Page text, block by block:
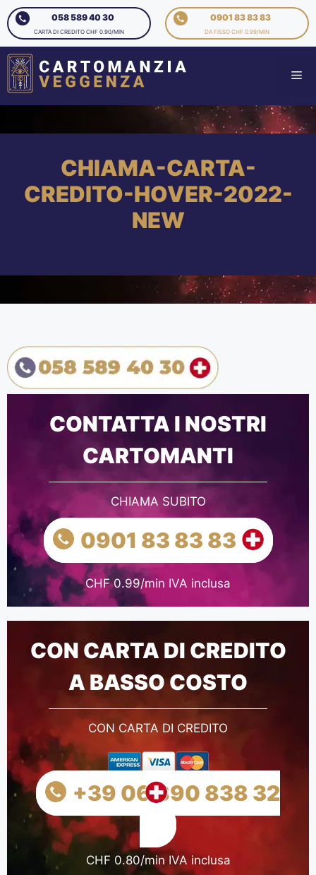
058 589 40 30
CARTA DI CREDITO CHF 0.90/MIN
0901 83 83 83
DA FISSO CHF 0.99/MIN
CHIAMA-CARTA-
CREDITO-HOVER-2022-
NEW
CONTATTA I NOSTRI
CARTOMANTI
CHIAMA SUBITO
0901 83 83 83
CHF 0.99/min IVA inclusa
CON CARTA DI CREDITO
A BASSO COSTO
CON CARTA DI CREDITO
+39 06 890 838 32
CHF 0.80/min IVA inclusa